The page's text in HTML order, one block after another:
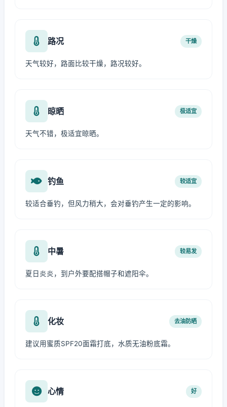
路况 干燥
天气较好，路面比较干燥，路况较好。
晾晒 极适宜
天气不错，极适宜晾晒。
钓鱼 较适宜
较适合垂钓，但风力稍大，会对垂钓产生一定的影响。
中暑 较易发
夏日炎炎，到户外要配搭帽子和遮阳伞。
化妆 去油防晒
建议用蜜质SPF20面霜打底，水质无油粉底霜。
心情 好